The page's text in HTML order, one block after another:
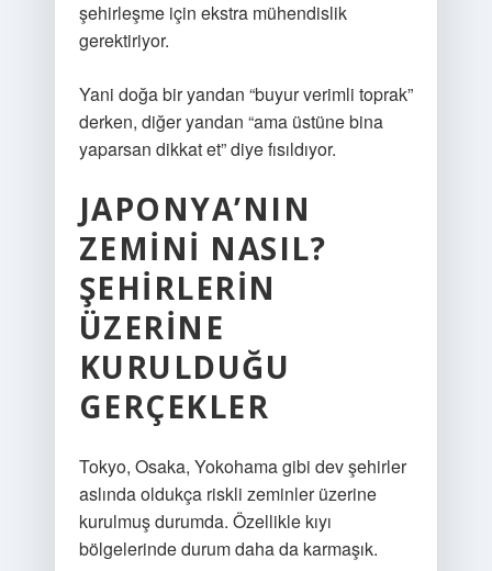
şehirleşme için ekstra mühendislik
gerektiriyor.
Yani doğa bir yandan “buyur verimli toprak”
derken, diğer yandan “ama üstüne bina
yaparsan dikkat et” diye fısıldıyor.
JAPONYA’NIN
ZEMINI NASIL?
ŞEHIRLERIN
ÜZERINE
KURULDUĞU
GERÇEKLER
Tokyo, Osaka, Yokohama gibi dev şehirler
aslında oldukça riskli zeminler üzerine
kurulmuş durumda. Özellikle kıyı
bölgelerinde durum daha da karmaşık.